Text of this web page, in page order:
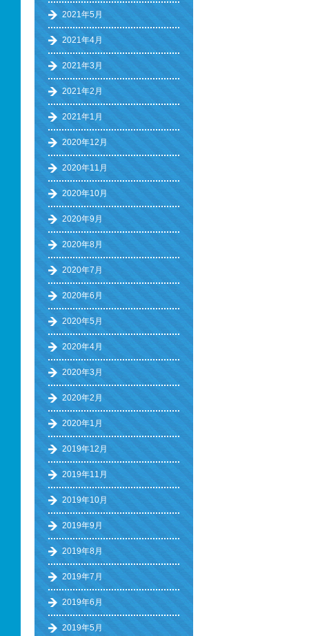
2021年5月
2021年4月
2021年3月
2021年2月
2021年1月
2020年12月
2020年11月
2020年10月
2020年9月
2020年8月
2020年7月
2020年6月
2020年5月
2020年4月
2020年3月
2020年2月
2020年1月
2019年12月
2019年11月
2019年10月
2019年9月
2019年8月
2019年7月
2019年6月
2019年5月